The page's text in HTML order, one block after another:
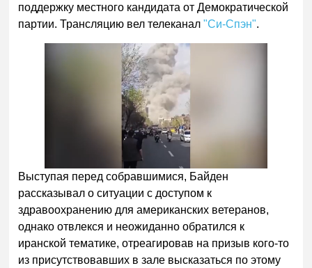
поддержку местного кандидата от Демократической
партии. Трансляцию вел телеканал"Си-Спэн".
Выступая перед собравшимися, Байден
рассказывал о ситуации с доступом к
здравоохранению для американских ветеранов,
однако отвлекся и неожиданно обратился к
иранской тематике, отреагировав на призыв кого-то
из присутствовавших в зале высказаться по этому